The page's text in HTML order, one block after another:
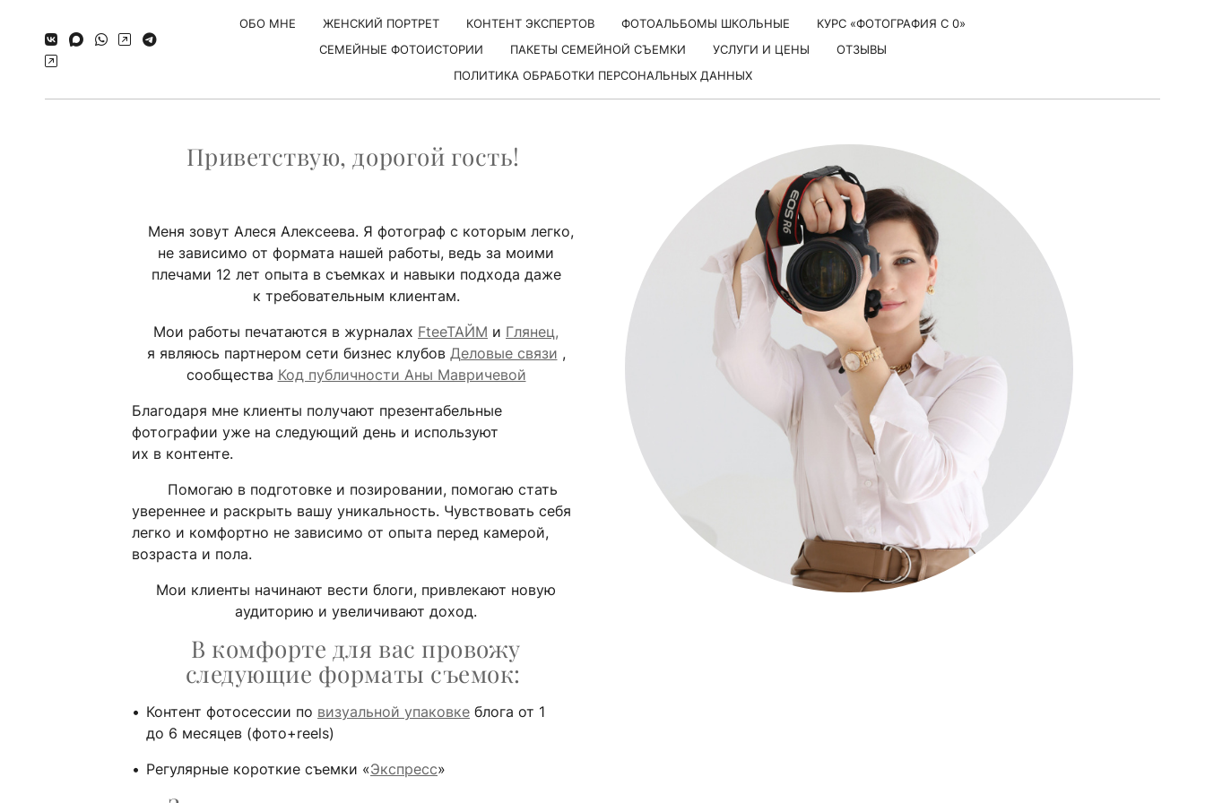
ОБО МНЕ ЖЕНСКИЙ ПОРТРЕТ КОНТЕНТ ЭКСПЕРТОВ ФОТОАЛЬБОМЫ ШКОЛЬНЫЕ
КУРС «ФОТОГРАФИЯ С 0»
СЕМЕЙНЫЕ ФОТОИСТОРИИ
ПАКЕТЫ СЕМЕЙНОЙ СЪЕМКИ УСЛУГИ И ЦЕНЫ
ОТЗЫВЫ
ПОЛИТИКА ОБРАБОТКИ ПЕРСОНАЛЬНЫХ ДАННЫХ
Приветствую, дорогой гость!
Меня зовут Алеся Алексеева. Я фотограф с которым легко,
не зависимо от формата нашей работы, ведь за моими
плечами 12 лет опыта в съемках и навыки подхода даже
к требовательным клиентам.
Мои работы печатаются в журналах FtееТАЙМ и Глянец,
я являюсь партнером сети бизнес клубов Деловые связи ,
сообщества Код публичности Аны Мавричевой
Благодаря мне клиенты получают презентабельные
фотографии уже на следующий день и используют
их в контенте.
Помогаю в подготовке и позировании, помогаю стать
увереннее и раскрыть вашу уникальность. Чувствовать себя
легко и комфортно не зависимо от опыта перед камерой,
возраста и пола.
Мои клиенты начинают вести блоги, привлекают новую
аудиторию и увеличивают доход.
В комфорте для вас провожу
следующие форматы съемок:
Контент фотосессии по визуальной упаковке блога от 1
до 6 месяцев (фото+reels)
Регулярные короткие съемки «Экспресс»